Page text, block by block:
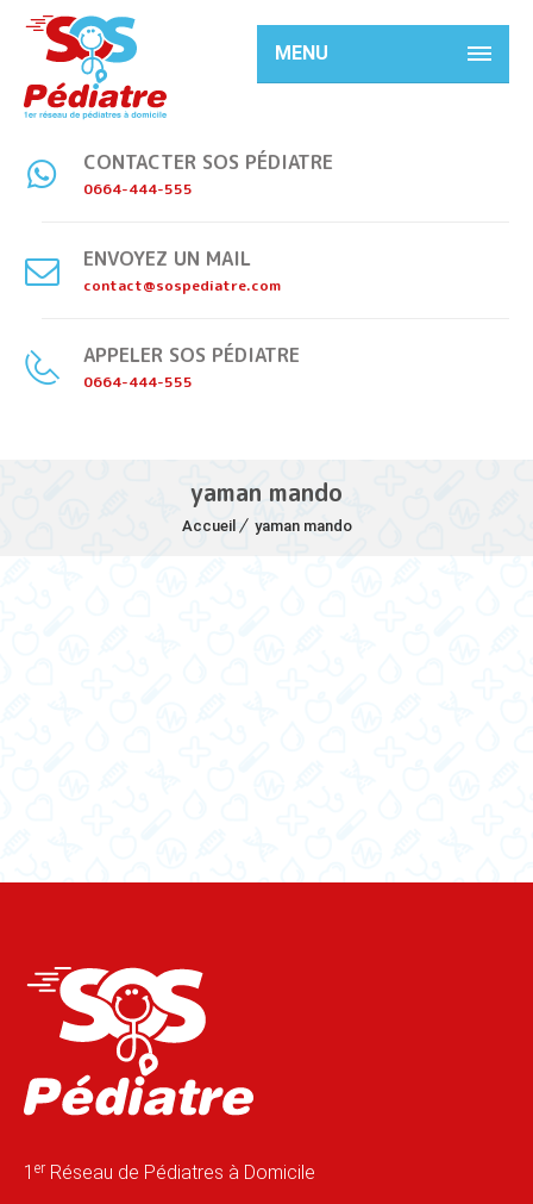
CONTACTER SOS PÉDIATRE
0664-444-555
ENVOYEZ UN MAIL
contact@sospediatre.com
APPELER SOS PÉDIATRE
0664-444-555
MENU
yaman mando
Accueil yaman mando
1 er Réseau de Pédiatres à Domicile